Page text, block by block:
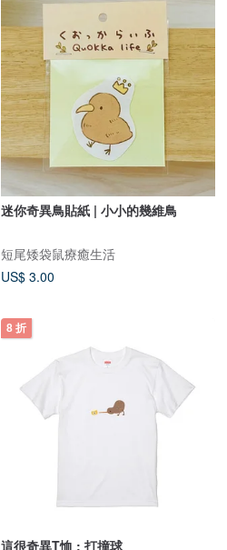
迷你奇異鳥貼紙 | 小小的幾維鳥
短尾矮袋鼠療癒生活
US$ 3.00
8 折
這很奇異T恤 : 打撞球